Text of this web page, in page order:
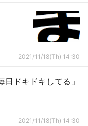
2021/11/18(Th) 14:30
ドキドキしてる」
2021/11/18(Th) 14:30